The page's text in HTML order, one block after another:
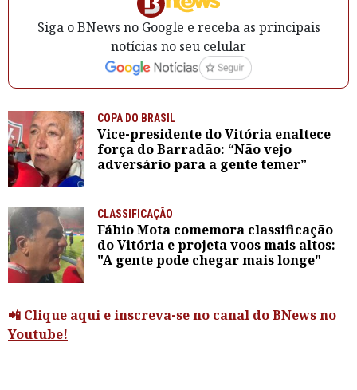
Siga o BNews no Google e receba as principais
notícias no seu celular
COPA DO BRASIL
Vice-presidente do Vitória enaltece
força do Barradão: “Não vejo
adversário para a gente temer”
CLASSIFICAÇÃO
Fábio Mota comemora classificação
do Vitória e projeta voos mais altos:
"A gente pode chegar mais longe"
📲 Clique aqui e inscreva-se no canal do BNews no
Youtube!